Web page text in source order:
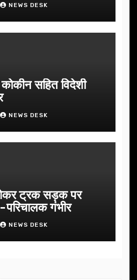
NEWS DESK
सहित विदेशी
NEWS DESK
ट्रक सड़क पर
गंभीर
NEWS DESK